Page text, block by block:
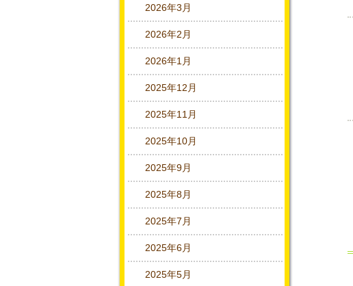
2026年3月
2026年2月
2026年1月
2025年12月
2025年11月
2025年10月
2025年9月
2025年8月
2025年7月
2025年6月
2025年5月